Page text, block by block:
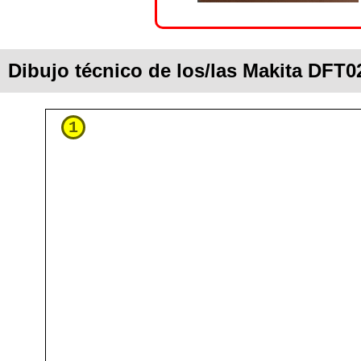
Dibujo técnico de los/las Makita
1